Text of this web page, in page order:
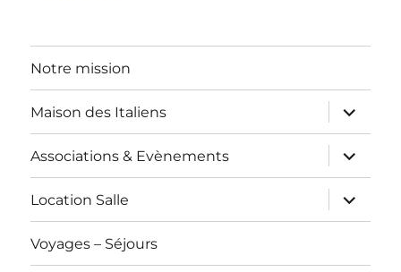
Notre mission
Maison des Italiens
ouvrir
le
sous-
menu
Associations & Evènements
ouvrir
le
sous-
menu
Location Salle
ouvrir
le
sous-
Voyages – Séjours